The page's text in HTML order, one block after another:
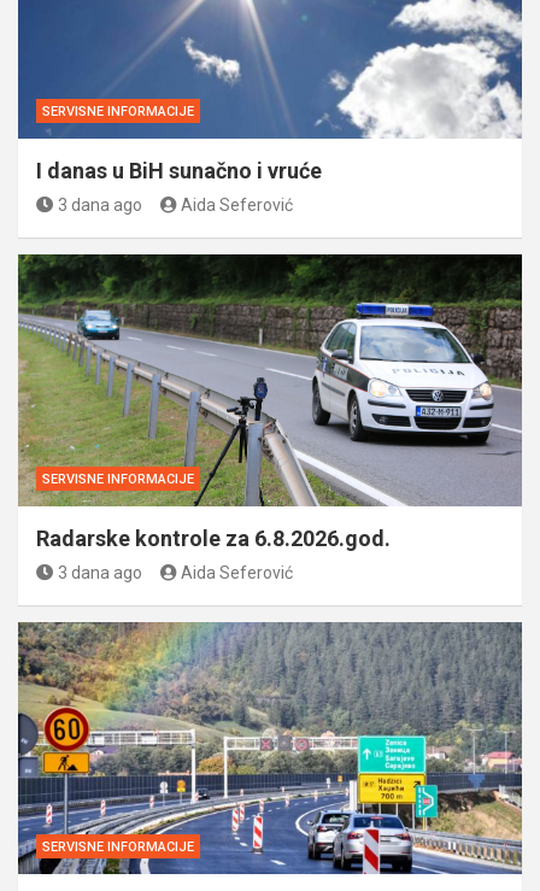
SERVISNE INFORMACIJE
I danas u BiH sunačno i vruće
3 dana ago Aida Seferović
SERVISNE INFORMACIJE
Radarske kontrole za 6.8.2026.god.
3 dana ago Aida Seferović
SERVISNE INFORMACIJE